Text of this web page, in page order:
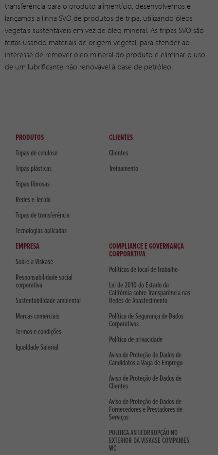
transferência para o produto alimentício, desenvolvemos e
lançamos a linha SVO de produtos de tripa, utilizando óleos
vegetais sustentáveis em vez de óleo mineral. As tripas SVO são
feitas usando materiais de origem vegetal, para atender ao
interesse de remover óleo mineral do produto e eliminar o uso
de um lubrificante não renovável à base de petróleo.
PRODUTOS
Tripas de celulose
Tripas plásticas
Tripas fibrosas
Redes e Tecido
Tripas de transferência
Tecnologias aplicadas
CLIENTES
Clientes
Treinamento
EMPRESA
Sobre a Viskase
Responsabilidade social
corporativa
Sustentabilidade ambiental
Marcas comerciais
Termos e condições
Igualdade Salarial
COMPLIANCE E GOVERNANÇA
CORPORATIVA
Políticas de local de trabalho
Lei de 2010 do Estado da
Califórnia sobre Transparência nas
Redes de Abastecimento
Política de Segurança de Dados
Corporativos
Política de privacidade
Aviso de Proteção de Dados de
Candidatos a Vaga de Emprego
Aviso de Proteção de Dados de
Clientes
Aviso de Proteção de Dados de
Fornecedores e Prestadores de
Serviços
POLÍTICA ANTICORRUPÇÃO NO
EXTERIOR DA VISKASE COMPANIES
WC